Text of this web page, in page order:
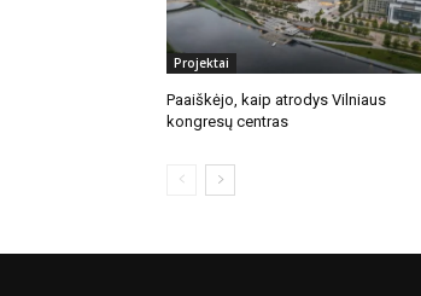
Projektai
Paaiškėjo, kaip atrodys Vilniaus
kongresų centras